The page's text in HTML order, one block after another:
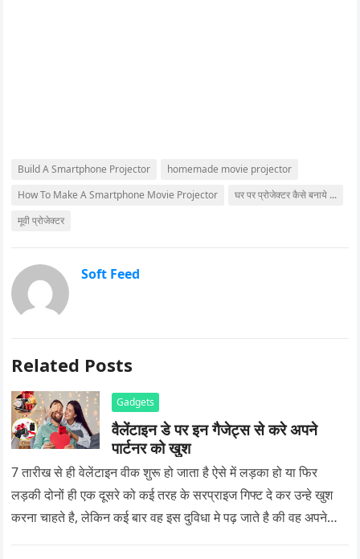
Build A Smartphone Projector
homemade movie projector
How To Make A Smartphone Movie Projector
घर पर प्रोजेक्टर कैसे बनाये ...
मूवी प्रोजेक्टर
Soft Feed
Related Posts
Gadgets
वैलेंटाइन डे पर इन गैजेट्स से करे अपने
पार्टनर को खुश
7 तारीख से ही वेलेंटाइन वीक शुरू हो जाता है ऐसे में लड़का हो या फिर
लड़की दोनों ही एक दूसरे को कई तरह के सरप्राइज गिफ्ट दे कर उन्हे खुश
करना चाहते है, लेकिन कई बार वह इस दुविधा मे पढ़ जाते है की वह अपने